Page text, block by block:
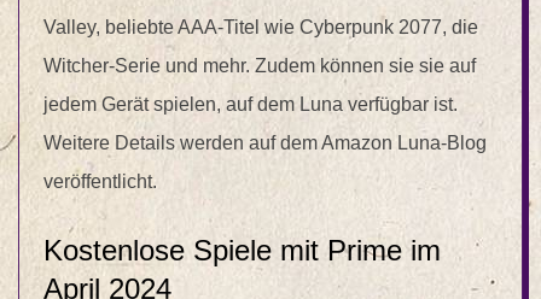
Valley, beliebte AAA-Titel wie Cyberpunk 2077, die
Witcher-Serie und mehr. Zudem können sie sie auf
jedem Gerät spielen, auf dem Luna verfügbar ist.
Weitere Details werden auf dem Amazon Luna-Blog
veröffentlicht.
Kostenlose Spiele mit Prime im
April 2024